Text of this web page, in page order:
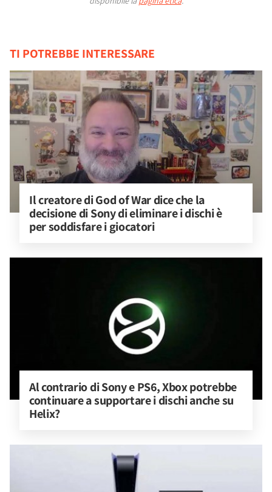
TI POTREBBE INTERESSARE
Il creatore di God of War dice che la
decisione di Sony di eliminare i dischi è
per soddisfare i giocatori
Al contrario di Sony e PS6, Xbox potrebbe
continuare a supportare i dischi anche su
Helix?